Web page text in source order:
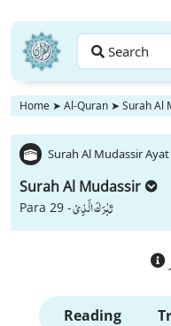
Search
Home ➤ Al-Quran ➤ Surah Al
Surah Al Mudassir
Surah Al Mudassir
Para 29 -تَبٰرَكَ الَّذِیْ
Reading